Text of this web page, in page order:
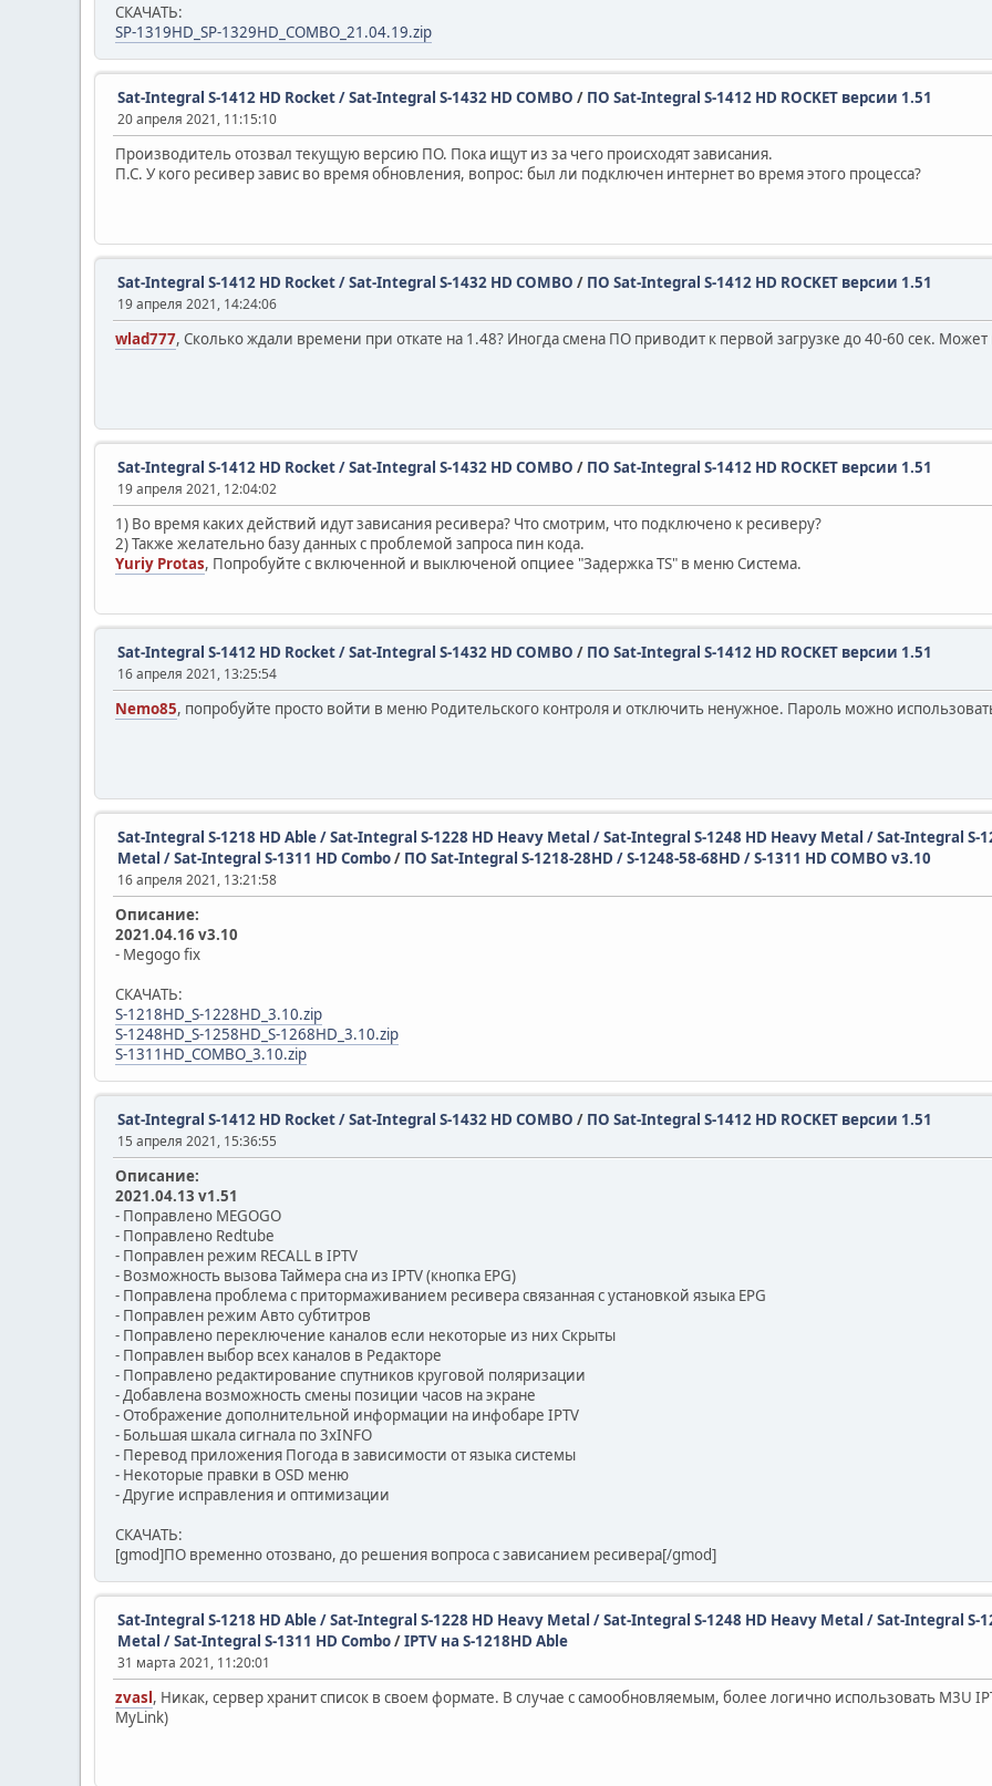
СКАЧАТЬ:
SP-1319HD_SP-1329HD_COMBO_21.04.19.zip
Sat-Integral S-1412 HD Rocket / Sat-Integral S-1432 HD COMBO / ПО Sat-Integral S-1412 HD ROCKET версии 1.51
20 апреля 2021, 11:15:10
Производитель отозвал текущую версию ПО. Пока ищут из за чего происходят зависания.
П.С. У кого ресивер завис во время обновления, вопрос: был ли подключен интернет во время этого процесса?
Sat-Integral S-1412 HD Rocket / Sat-Integral S-1432 HD COMBO / ПО Sat-Integral S-1412 HD ROCKET версии 1.51
19 апреля 2021, 14:24:06
wlad777, Сколько ждали времени при откате на 1.48? Иногда смена ПО приводит к первой загрузке до 40-60 сек. Может
Sat-Integral S-1412 HD Rocket / Sat-Integral S-1432 HD COMBO / ПО Sat-Integral S-1412 HD ROCKET версии 1.51
19 апреля 2021, 12:04:02
1) Во время каких действий идут зависания ресивера? Что смотрим, что подключено к ресиверу?
2) Также желательно базу данных с проблемой запроса пин кода.
Yuriy Protas, Попробуйте с включенной и выключеной опциее "Задержка TS" в меню Система.
Sat-Integral S-1412 HD Rocket / Sat-Integral S-1432 HD COMBO / ПО Sat-Integral S-1412 HD ROCKET версии 1.51
16 апреля 2021, 13:25:54
Nemo85, попробуйте просто войти в меню Родительского контроля и отключить ненужное. Пароль можно
Sat-Integral S-1218 HD Able / Sat-Integral S-1228 HD Heavy Metal / Sat-Integral S-1248 HD Heavy Metal / Sat-Integral S-
Metal / Sat-Integral S-1311 HD Combo/ ПО Sat-Integral S-1218-28HD / S-1248-58-68HD / S-1311 HD COMBO v3.10
16 апреля 2021, 13:21:58
Описание:
2021.04.16 v3.10
- Megogo fix
СКАЧАТЬ:
S-1218HD_S-1228HD_3.10.zip
S-1248HD_S-1258HD_S-1268HD_3.10.zip
S-1311HD_COMBO_3.10.zip
Sat-Integral S-1412 HD Rocket / Sat-Integral S-1432 HD COMBO / ПО Sat-Integral S-1412 HD ROCKET версии 1.51
15 апреля 2021, 15:36:55
Описание:
2021.04.13 v1.51
- Поправлено MEGOGO
- Поправлено Redtube
- Поправлен режим RECALL в IPTV
- Возможность вызова Таймера сна из IPTV (кнопка EPG)
- Поправлена проблема с притормаживанием ресивера связанная с установкой языка EPG
- Поправлен режим Авто субтитров
- Поправлено переключение каналов если некоторые из них Скрыты
- Поправлен выбор всех каналов в Редакторе
- Поправлено редактирование спутников круговой поляризации
- Добавлена возможность смены позиции часов на экране
- Отображение дополнительной информации на инфобаре IPTV
- Большая шкала сигнала по 3хINFO
- Перевод приложения Погода в зависимости от языка системы
- Некоторые правки в OSD меню
- Другие исправления и оптимизации
СКАЧАТЬ:
[gmod]ПО временно отозвано, до решения вопроса с зависанием ресивера[/gmod]
Sat-Integral S-1218 HD Able / Sat-Integral S-1228 HD Heavy Metal / Sat-Integral S-1248 HD Heavy Metal / Sat-Integral S-
Metal / Sat-Integral S-1311 HD Combo/IPTV на S-1218HD Able
31 марта 2021, 11:20:01
zvasl, Никак, сервер хранит список в своем формате. В случае с самообновляемым, более логично использовать M3U
MyLink)